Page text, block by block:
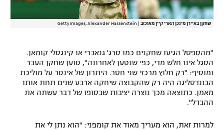
שחקן באיירן מינכן הארי קיין מאוכזב GettyImages, Alexander Hassenstein
"מהספסל הגיעו שחקנים כמו סרג' גנאברי או קינגסלי קומאן.
הסגל אינו חלש מדי, כפי שנטען לאחרונה", טוען שחקן העבר
ומוסיף: "רק חלוץ מרכזי שני חסר. היתרון של אינטר על מוליכת
הבונדסליגה היה רק שהקבוצה שיחקה ארבע שנים תחת אותו
מאמן. כתוצאה מכך נוצרה יציבות שבסופו של דבר עשתה את
ההבדל".
למרות זאת, הוא מעריך מאוד את קומפני: "הוא נתן לי את